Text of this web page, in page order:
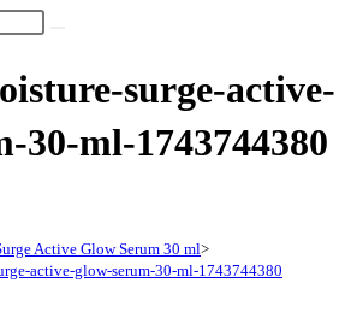
surge-active-
30-ml-1743744380
Active Glow Serum 30 ml>
active-glow-serum-30-ml-1743744380